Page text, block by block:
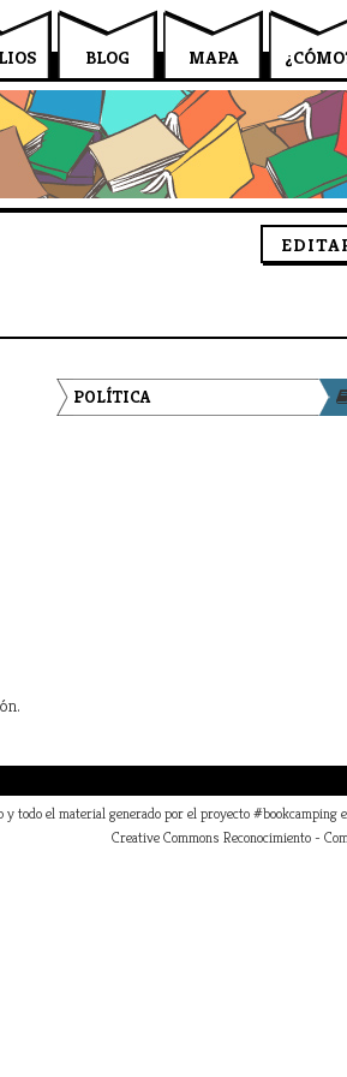
MAPA
BLOG
POLÍTICA
y todo el material generado por el proyecto #bookcamping
Creative Commons Reconocimiento -